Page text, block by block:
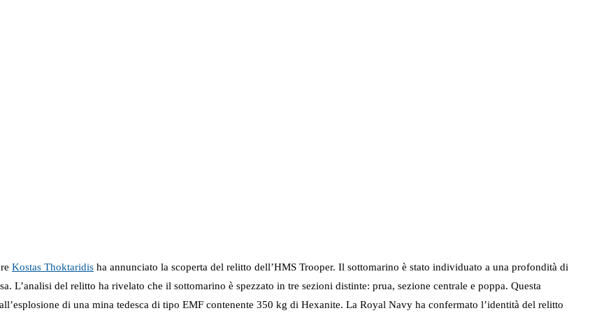
Kostas Thoktaridis ha annunciato la scoperta del relitto dell’HMS Trooper. Il sottomarino è stato individuato a una profondità di
del relitto ha rivelato che il sottomarino è spezzato in tre sezioni distinte: prua, sezione centrale e poppa. Questa
di una mina tedesca di tipo EMF contenente 350 kg di Hexanite. La Royal Navy ha confermato l’identità del relitto